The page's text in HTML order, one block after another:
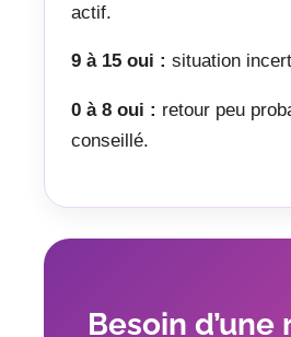
actif.
9 à 15 oui : situation
0 à 8 oui : retour peu
conseillé.
Besoin d’une